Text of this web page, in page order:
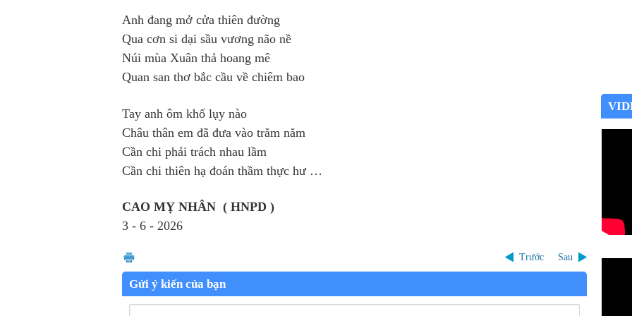
Anh đang mở cửa thiên đường
Qua cơn si dại sầu vương não nề
Núi mùa Xuân thả hoang mê
Quan san thơ bắc cầu về chiêm bao
Tay anh ôm khổ lụy nào
Châu thân em đã đưa vào trăm năm
Cần chi phải trách nhau lầm
Cần chi thiên hạ đoán thầm thực hư …
CAO MỴ NHÂN ( HNPD )
3 - 6 - 2026
Trước Sau
Gửi ý kiến của bạn